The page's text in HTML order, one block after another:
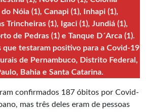
Nóia (1), Canapi (1), Inhapi (1),
Trincheiras (1), Igaci (1), Jundiá (1),
de Pedras (1) e Tanque D´Arca (1).
que testaram positivo para a Covid-19
de Pernambuco, Distrito Federal,
Bahia e Santa Catarina.
confirmados 187 óbitos por Covid-
mas três deles eram de pessoas